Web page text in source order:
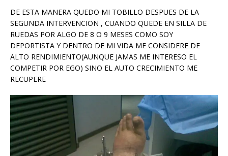
DE ESTA MANERA QUEDO MI TOBILLO DESPUES DE LA
SEGUNDA INTERVENCION , CUANDO QUEDE EN SILLA DE
RUEDAS POR ALGO DE 8 O 9 MESES COMO SOY
DEPORTISTA Y DENTRO DE MI VIDA ME CONSIDERE DE
ALTO RENDIMIENTO(AUNQUE JAMAS ME INTERESO EL
COMPETIR POR EGO) SINO EL AUTO CRECIMIENTO ME
RECUPERE